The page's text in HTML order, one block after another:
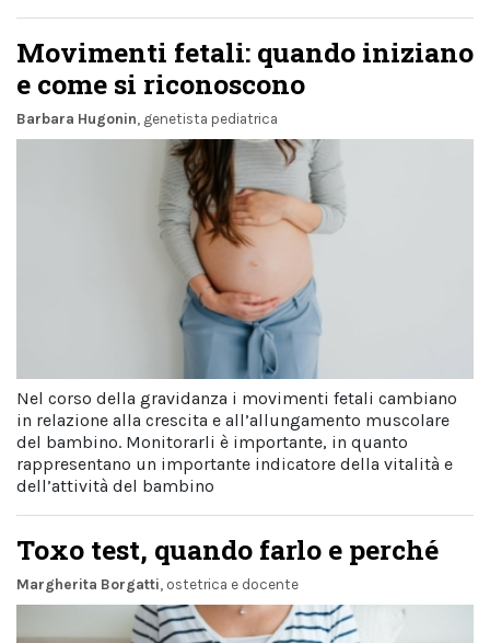
Movimenti fetali: quando iniziano
e come si riconoscono
Barbara Hugonin , genetista pediatrica
Nel corso della gravidanza i movimenti fetali cambiano
in relazione alla crescita e all’allungamento muscolare
del bambino. Monitorarli è importante, in quanto
rappresentano un importante indicatore della vitalità e
dell’attività del bambino
Toxo test, quando farlo e perché
Margherita Borgatti , ostetrica e docente